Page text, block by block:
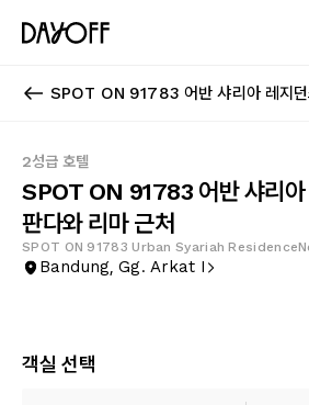
2성급 호텔
SPOT ON 91783 어반 샤리
판다와 리마 근처
SPOT ON 91783 Urban Syariah
Bandung, Gg. Arkat I
객실 선택